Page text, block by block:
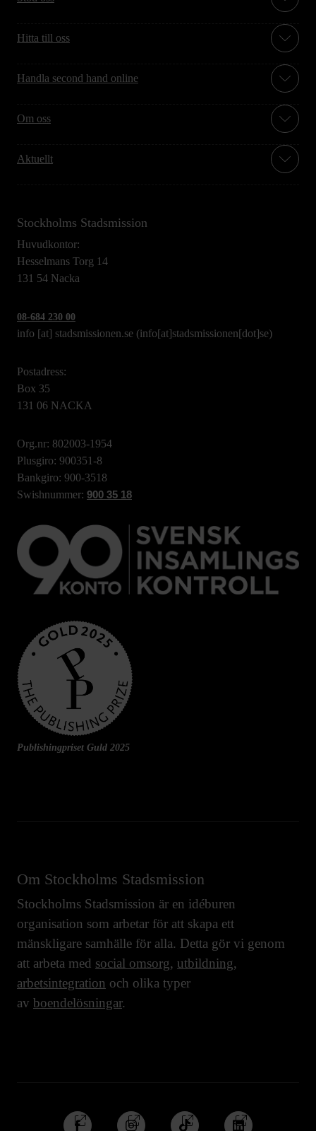
Hitta till oss
Handla second hand online
Om oss
Aktuellt
Stockholms Stadsmission
Huvudkontor:
Hesselmans Torg 14
131 54 Nacka
08-684 230 00
info [at] stadsmissionen.se (info[at]stadsmissionen[dot]se)
Postadress:
Box 35
131 06 NACKA
Org.nr: 802003-1954
Plusgiro: 900351-8
Bankgiro: 900-3518
Swishnummer: 900 35 18
Publishingpriset Guld 2025
Om Stockholms Stadsmission
Stockholms Stadsmission är en idéburen
organisation som arbetar för att skapa ett
mänskligare samhälle för alla. Detta gör vi genom
att arbeta med social omsorg, utbildning,
arbetsintegration och olika typer
av boendelösningar.
Följ Följ Följ Följ